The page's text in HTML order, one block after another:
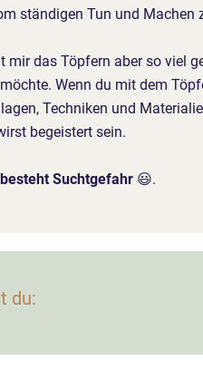
ständigen Tun und Machen
mir das Töpfern aber so viel
Wenn du mit dem
Techniken und
begeistert sein.
Suchtgefahr 😃.
du: